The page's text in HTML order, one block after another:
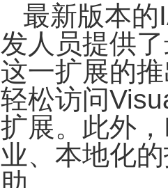
最新版本的
发人员提供
这一扩展的
轻松访问
扩展。此外
业、本地化